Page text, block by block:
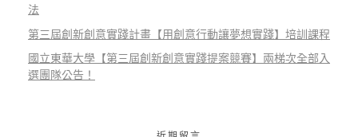
法
第三屆創新創意實踐計畫【用創意行動讓夢想實踐】培訓課程
國立東華大學【第三屆創新創意實踐提案競賽】兩梯次全部入
選團隊公告！